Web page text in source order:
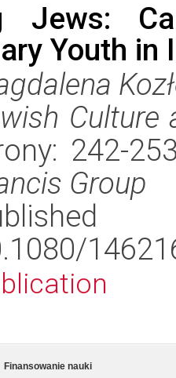
Jews:
Youth in
Culture
242-
Group
Finansowanie nauki